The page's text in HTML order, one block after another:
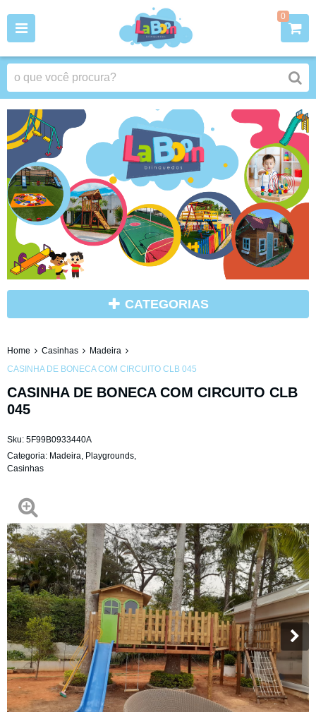
0
CATEGORIAS
Home Casinhas
Madeira
CASINHA DE BONECA COM CIRCUITO CLB 045
CASINHA DE BONECA COM CIRCUITO CLB
045
Sku: 5F99B0933440A
Categoria: Madeira, Playgrounds,
Casinhas